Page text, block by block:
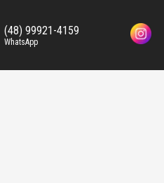
(48) 99921-4159
WhatsApp